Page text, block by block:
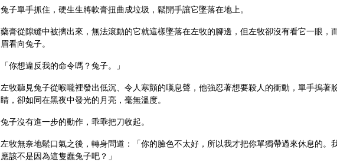
兔子單手抓住，硬生生將軟膏扭曲成垃圾，鬆開手讓它墜落在地上。
藥膏從隙縫中被擠出來，無法滾動的它就這樣墜落在左牧的腳邊，但左牧卻沒有看它一眼，
眉看向兔子。
「你想違反我的命令嗎？兔子。」
左牧聽見兔子從喉嚨裡發出低沉、令人寒顫的嘆息聲，他強忍著想要殺人的衝動，單手摀著
睛，卻如同在黑夜中發光的月亮，毫無溫度。
兔子沒有進一步的動作，乖乖把刀收起。
左牧無奈地鬆口氣之後，轉身問道：「你的臉色不太好，所以我才把你單獨帶過來休息的。
應該不是因為這隻蠢兔子吧？」